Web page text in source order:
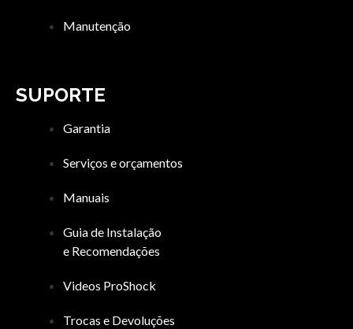
Manutenção
SUPORTE
Garantia
Serviços e orçamentos
Manuais
Guia de Instalação
e Recomendações
Videos ProShock
Trocas e Devoluções